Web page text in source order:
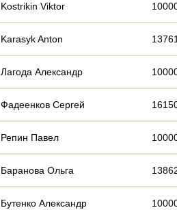
Kostrikin Viktor
Karasyk Anton
Лагода Александр
Фадеенков Сергей
Репин Павел
Баранова Ольга
Бутенко Александр